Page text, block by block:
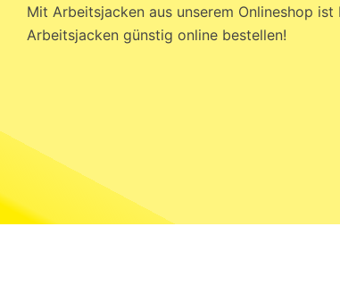
Mit Arbeitsjacken aus unserem Onlineshop
Arbeitsjacken günstig online bestellen!